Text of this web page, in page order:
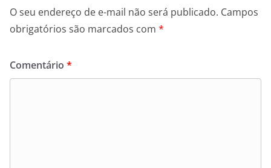
O seu endereço de e-mail não será publicado. Campos
obrigatórios são marcados com *
Comentário *